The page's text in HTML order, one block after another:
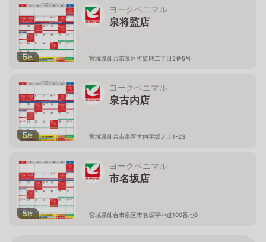
5枚
ヨークベニマル
泉将監店
宮城県仙台市泉区将監殿二丁目2番5号
5枚
ヨークベニマル
泉古内店
宮城県仙台市泉区古内字坂ノ上1-23
5枚
ヨークベニマル
市名坂店
宮城県仙台市泉区市名坂字中道100番地9